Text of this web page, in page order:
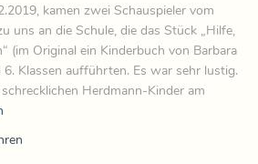
kamen zwei Schauspieler vom
uns an die Schule, die das Stück „Hilfe,
(im Original ein Kinderbuch von Barbara
Klassen aufführten. Es war sehr lustig.
Herdmann-Kinder am